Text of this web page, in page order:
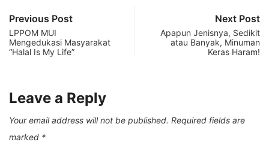
Previous Post
LPPOM MUI
Mengedukasi Masyarakat
“Halal Is My Life”
Next Post
Apapun Jenisnya, Sedikit
atau Banyak, Minuman
Keras Haram!
Leave a Reply
Your email address will not be published. Required fields are
marked *